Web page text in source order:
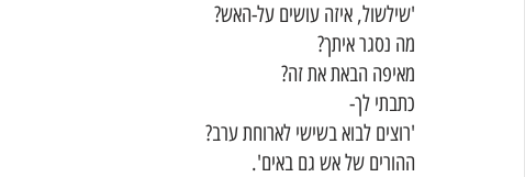
'שילשול, איזה עושים על-האש?
מה נסגר איתך?
מאיפה הבאת את זה?
כתבתי לך-
'רוצים לבוא בשישי לארוחת ערב?
ההורים של אש גם באים'.